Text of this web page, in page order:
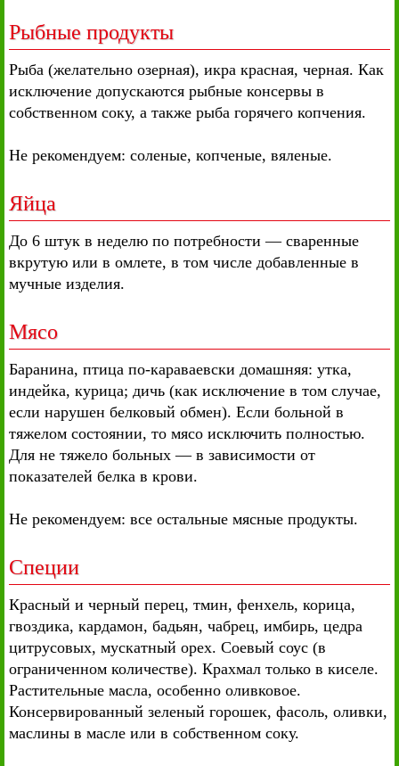
Рыбные продукты
Рыба (желательно озерная), икра красная, черная. Как
исключение допускаются рыбные консервы в
собственном соку, а также рыба горячего копчения.
Не рекомендуем: соленые, копченые, вяленые.
Яйца
До 6 штук в неделю по потребности — сваренные
вкрутую или в омлете, в том числе добавленные в
мучные изделия.
Мясо
Баранина, птица по-караваевски домашняя: утка,
индейка, курица; дичь (как исключение в том случае,
если нарушен белковый обмен). Если больной в
тяжелом состоянии, то мясо исключить полностью.
Для не тяжело больных — в зависимости от
показателей белка в крови.
Не рекомендуем: все остальные мясные продукты.
Специи
Красный и черный перец, тмин, фенхель, корица,
гвоздика, кардамон, бадьян, чабрец, имбирь, цедра
цитрусовых, мускатный орех. Соевый соус (в
ограниченном количестве). Крахмал только в киселе.
Растительные масла, особенно оливковое.
Консервированный зеленый горошек, фасоль, оливки,
маслины в масле или в собственном соку.